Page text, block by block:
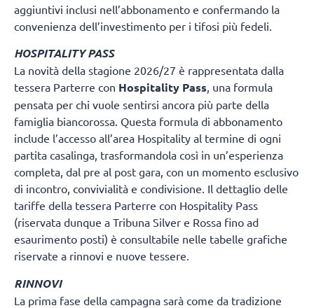
aggiuntivi inclusi nell’abbonamento e confermando la
convenienza dell’investimento per i tifosi più fedeli.
HOSPITALITY PASS
La novità della stagione 2026/27 è rappresentata dalla
tessera Parterre con Hospitality Pass, una formula
pensata per chi vuole sentirsi ancora più parte della
famiglia biancorossa. Questa formula di abbonamento
include l’accesso all’area Hospitality al termine di ogni
partita casalinga, trasformandola così in un’esperienza
completa, dal pre al post gara, con un momento esclusivo
di incontro, convivialità e condivisione. Il dettaglio delle
tariffe della tessera Parterre con Hospitality Pass
(riservata dunque a Tribuna Silver e Rossa fino ad
esaurimento posti) è consultabile nelle tabelle grafiche
riservate a rinnovi e nuove tessere.
RINNOVI
La prima fase della campagna sarà come da tradizione